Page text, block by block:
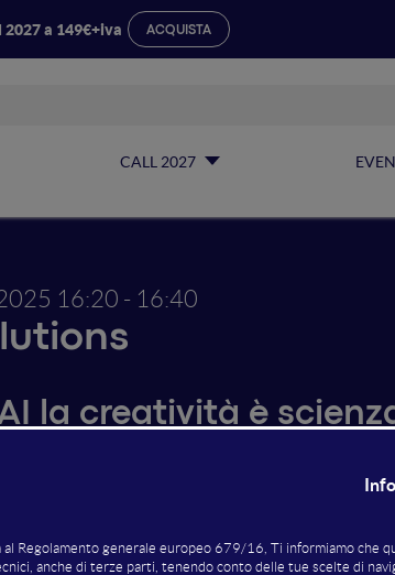
a 149€+iva ACQUISTA
CALL 2027
16:20 - 16:40
la creatività è
la creatività misurabile, ma la sta anche
Scopri come questa tecnologia trasforma
casi reali, vedrai come l'intervento
di scalare la creazione di annunci